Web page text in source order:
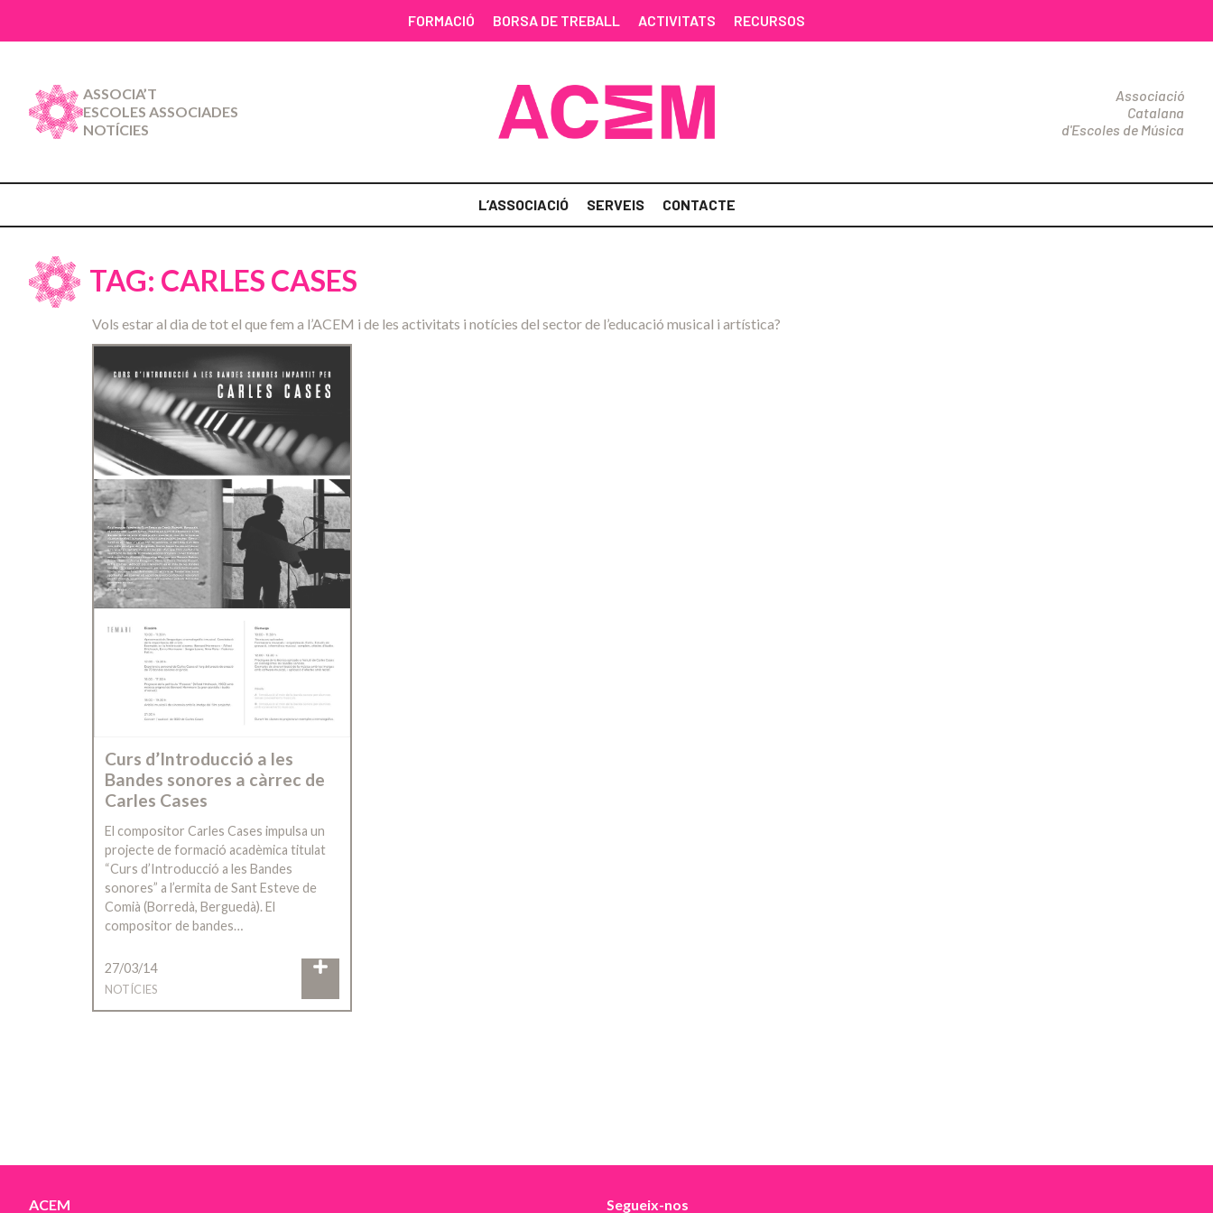
FORMACIÓ BORSA DE TREBALL ACTIVITATS RECURSOS
ASSOCIA’T
ESCOLES ASSOCIADES
NOTÍCIES
Associació
Catalana
d'Escoles de Música
L’ASSOCIACIÓ SERVEIS CONTACTE
TAG: CARLES CASES
Vols estar al dia de tot el que fem a l’ACEM i de les activitats i notícies del sector de l’educació musical i artística?
Curs d’Introducció a les
Bandes sonores a càrrec de
Carles Cases
El compositor Carles Cases impulsa un
projecte de formació acadèmica titulat
“Curs d’Introducció a les Bandes
sonores” a l’ermita de Sant Esteve de
Comià (Borredà, Berguedà). El
compositor de bandes…
27/03/14
NOTÍCIES
ACEM Segueix-nos